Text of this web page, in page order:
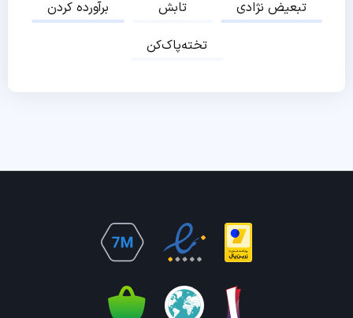
برآورده کردن
تابش
تبعیض نژادی
تخته‌پاک‌کن